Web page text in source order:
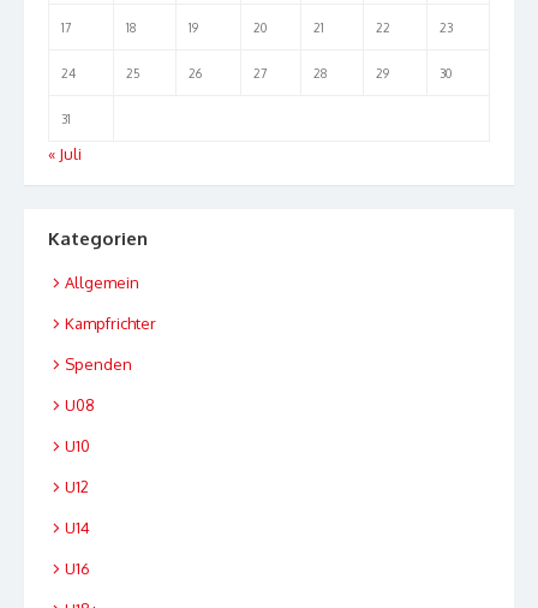
17 18 19 20 21 22 23
24 25 26 27 28 29 30
31
« Juli
Kategorien
Allgemein
Kampfrichter
Spenden
U08
U10
U12
U14
U16